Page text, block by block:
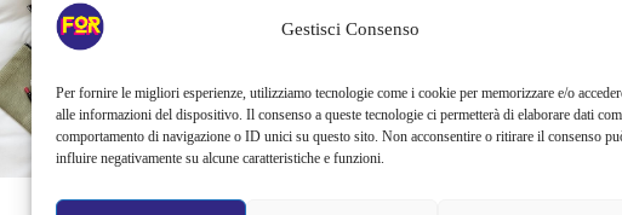
Gestisci Consenso
Per fornire le migliori esperienze, utilizziamo tecnologie come i cookie per memorizzare e/o
alle informazioni del dispositivo. Il consenso a queste tecnologie ci permetterà di elaborare dati
comportamento di navigazione o ID unici su questo sito. Non acconsentire o ritirare il consenso
influire negativamente su alcune caratteristiche e funzioni.